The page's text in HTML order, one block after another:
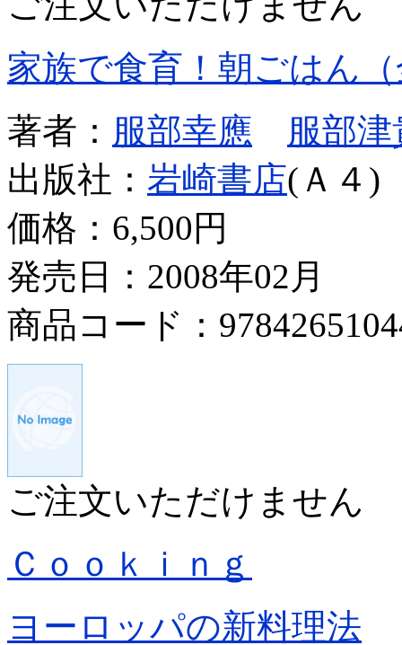
家族で食育！朝ごはん
著者： 服部幸應
服部
出版社： 岩崎書店(Ａ４)
価格： 6,500円
発売日：2008年02月
商品コード：
ご注文いただけません
Ｃｏｏｋｉｎｇ
ヨーロッパの新料理法